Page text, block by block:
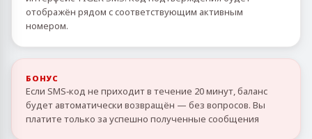
отображён рядом с соответствующим активным
номером.
БОНУС
Если SMS‑код не приходит в течение 20 минут, баланс
будет автоматически возвращён — без вопросов. Вы
платите только за успешно полученные сообщения